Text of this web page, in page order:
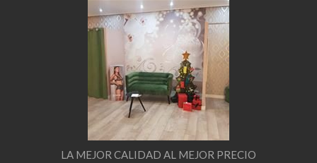
LA MEJOR CALIDAD AL MEJOR PRECIO